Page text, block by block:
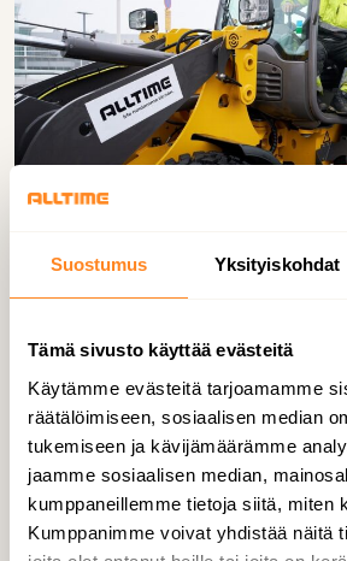
Suostumus Yksityiskohdat
Tämä sivusto käyttää evästeitä
Käytämme evästeitä tarjoamamme
räätälöimiseen, sosiaalisen median
tukemiseen ja kävijämäärämme
jaamme sosiaalisen median,
kumppaneillemme tietoja siitä, miten
Kumppanimme voivat yhdistää näitä
Ota yhteyttä
Ha­luai­sit­ko
kun­nos­sa­pi­dos­ta?